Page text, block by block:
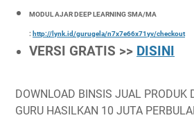
MODUL AJAR DEEP LEARNING SMA/MA
: http://lynk.id/gurugela/n7x7e66x71yv/checkout
VERSI GRATIS >> DISINI
DOWNLOAD BINSIS JUAL PRODUK
GURU HASILKAN 10 JUTA